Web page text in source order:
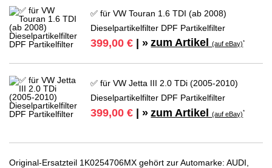
✅ für VW Touran 1.6 TDI (ab 2008)
Dieselpartikelfilter DPF Partikelfilter
399,00 € | » zum Artikel(auf eBay)*
✅ für VW Jetta III 2.0 TDi (2005-2010)
Dieselpartikelfilter DPF Partikelfilter
399,00 € | » zum Artikel(auf eBay)*
Original-Ersatzteil 1K0254706MX gehört zur Automarke: AUDI,